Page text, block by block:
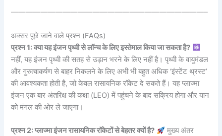
——————————————————————————–
अक्सर पूछे जाने वाले प्रश्न (FAQs)
प्रश्न 1: क्या यह इंजन पृथ्वी से लॉन्च के लिए इस्तेमाल किया जा सकता है?
नहीं, यह इंजन पृथ्वी की सतह से उड़ान भरने के लिए नहीं है। पृथ्वी के वायुमंडल
और गुरुत्वाकर्षण से बाहर निकलने के लिए अभी भी बहुत अधिक ‘इंस्टेंट थ्रस्ट’
की आवश्यकता होती है, जो केवल रासायनिक रॉकेट दे सकते हैं। यह प्लाज्मा
इंजन एक बार अंतरिक्ष की कक्षा (LEO) में पहुंचने के बाद सक्रिय होगा और यान
को मंगल की ओर ले जाएगा।
प्रश्न 2: प्लाज्मा इंजन रासायनिक रॉकेटों से बेहतर क्यों है?
मुख्य अंतर